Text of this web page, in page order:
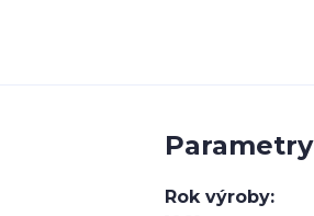
Parametry
Rok výroby